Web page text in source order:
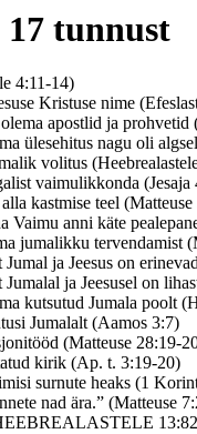
tunnust
4:11-14)
Kristuse nime
apostlid ja prohvetid
ülesehitus nagu oli
volitus
vaimulikkonda (Jesaja
kastmise teel
Vaimu anni käte
jumalikku tervendamist
ja Jeesus on
ja Jeesusel on
kutsutud Jumala poolt
Jumalalt (Aamos 3:7)
(Matteuse 28:19-
kirik (Ap. t. 3:19-20)
surnute heaks (1
nad ära.” (Matteuse